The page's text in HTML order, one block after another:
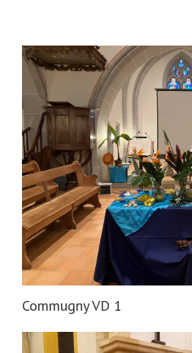
Commugny VD 1